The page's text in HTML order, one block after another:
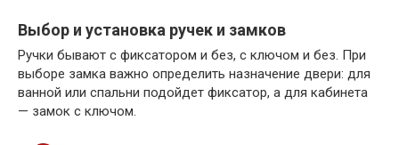
Выбор и установка ручек и замков
Ручки бывают с фиксатором и без, с ключом и без. При
выборе замка важно определить назначение двери: для
ванной или спальни подойдет фиксатор, а для кабинета
— замок с ключом.